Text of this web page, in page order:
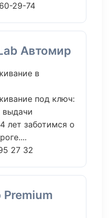
29-74
Автомир
в
под ключ:
выдачи
лет заботимся о
27 32